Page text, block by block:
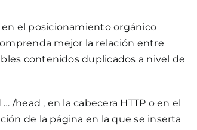
el posicionamiento orgánico
mejor la relación entre
contenidos duplicados a nivel de
/head , en la cabecera HTTP o en el
de la página en la que se inserta